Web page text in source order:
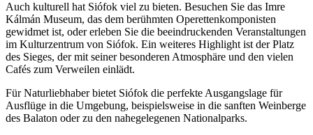
Auch kulturell hat Siófok viel zu bieten. Besuchen Sie das Imre
Kálmán Museum, das dem berühmten Operettenkomponisten
gewidmet ist, oder erleben Sie die beeindruckenden Veranstaltungen
im Kulturzentrum von Siófok. Ein weiteres Highlight ist der Platz
des Sieges, der mit seiner besonderen Atmosphäre und den vielen
Cafés zum Verweilen einlädt.
Für Naturliebhaber bietet Siófok die perfekte Ausgangslage für
Ausflüge in die Umgebung, beispielsweise in die sanften Weinberge
des Balaton oder zu den nahegelegenen Nationalparks.